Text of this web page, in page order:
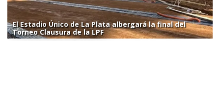
El Estadio Único de La Plata albergará la final del
Torneo Clausura de la LPF